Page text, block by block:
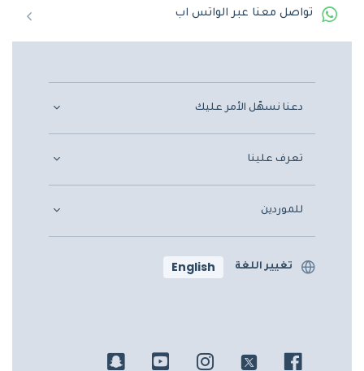
تواصل معنا عبر الواتس اب
دعنا نسهّل الأمر عليك
تعرف علينا
للموردين
تغيير اللغة English